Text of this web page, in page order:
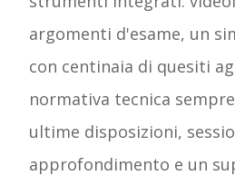
argomenti d'esame, un
con centinaia di quesiti
normativa tecnica
ultime disposizioni,
approfondimento e un